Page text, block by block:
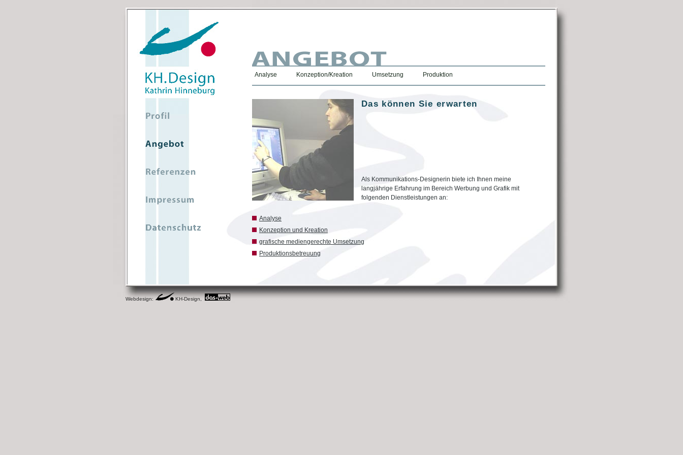
Analyse Konzeption/Kreation Umsetzung Produktion
Das können Sie erwarten
Als Kommunikations-Designerin biete ich Ihnen meine
langjährige Erfahrung im Bereich Werbung und Grafik mit
folgenden Dienstleistungen an:
Analyse
Konzeption und Kreation
grafische mediengerechte Umsetzung
Produktionsbetreuung
Webdesign: KH-Design,